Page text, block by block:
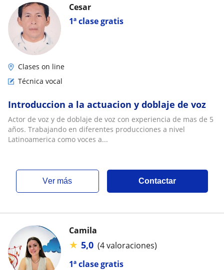
1ª clase gratis
Cesar
Clases on line
Técnica vocal
Introduccion a la actuacion y doblaje de voz
Actor de voz y de doblaje de voz con experiencia de mas de 5
años. Trabajando en diferentes producciones a nivel
Latinoamerica como voces a...
ver más Contactar
1ª clase gratis
Camila
★ 5,0 (4 valoraciones)